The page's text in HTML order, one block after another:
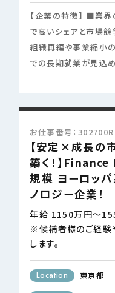
【企業の特徴】 ■業
で高いシェアと市場競
組織再編や事業縮小
での長期就業が見込
お仕事番号：
【安定×成長の
築く！】
規模 ヨーロッ
ノロジー企業！
年給 1150万円～
※候補者様のご経験
します。
Location
東京都